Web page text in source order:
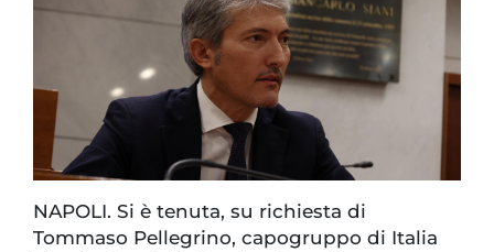
NAPOLI. Si è tenuta, su richiesta di
Tommaso Pellegrino, capogruppo di Italia